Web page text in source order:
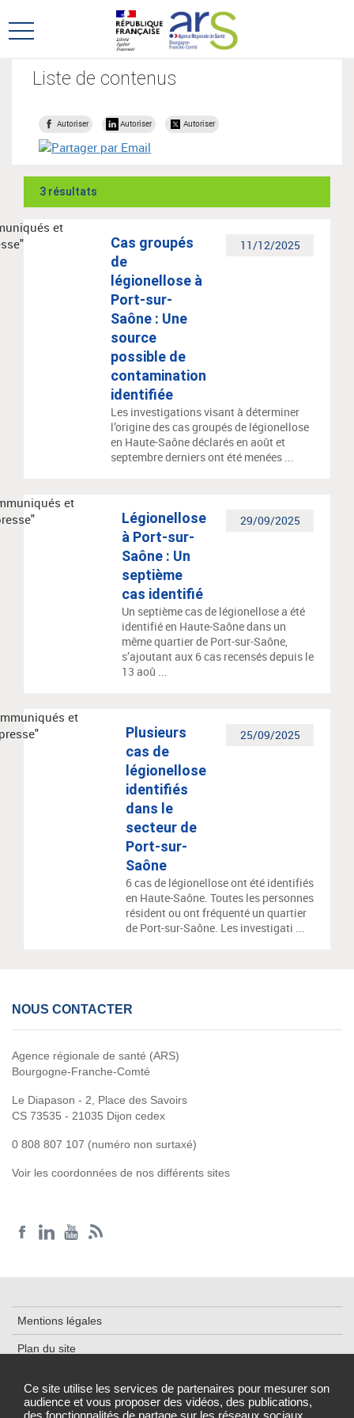
Ce site utilise les services de partenaires pour mesurer son
audience et vous proposer des vidéos, des publications,
des fonctionnalités de partage sur les réseaux sociaux.
au
menu
au
contenu
Ouvrir
menu
principal
Liste de contenus
Autoriser Autoriser Autoriser
3 résultats
11/12/2025
Cas groupés
de
légionellose à
Port-sur-
Saône : Une
source
possible de
contamination
identifiée
Les investigations visant à déterminer
l’origine des cas groupés de légionellose
en Haute-Saône déclarés en août et
septembre derniers ont été menées ...
29/09/2025
Légionellose
à Port-sur-
Saône : Un
septième
cas identifié
Un septième cas de légionellose a été
identifié en Haute-Saône dans un
même quartier de Port-sur-Saône,
s’ajoutant aux 6 cas recensés depuis le
13 aoû ...
25/09/2025
Plusieurs
cas de
légionellose
identifiés
dans le
secteur de
Port-sur-
Saône
6 cas de légionellose ont été identifiés
en Haute-Saône. Toutes les personnes
résident ou ont fréquenté un quartier
de Port-sur-Saône. Les investigati ...
NOUS CONTACTER
Agence régionale de santé (ARS)
Bourgogne-Franche-Comté
Le Diapason - 2, Place des Savoirs
CS 73535 - 21035 Dijon cedex
0 808 807 107 (numéro non surtaxé)
Voir les coordonnées de nos différents sites
Mentions légales
Plan du site
Données personnelles et cookies